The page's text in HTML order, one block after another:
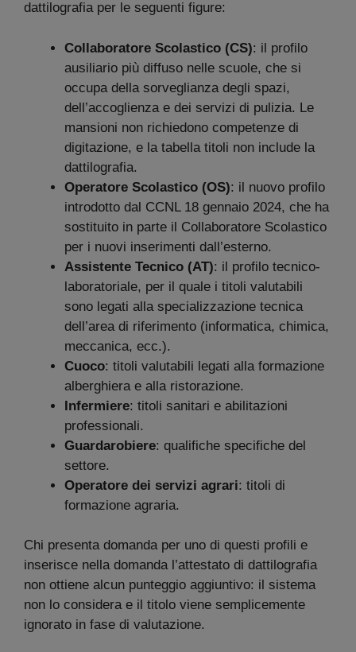
dattilografia per le seguenti figure:
Collaboratore Scolastico (CS): il profilo
ausiliario più diffuso nelle scuole, che si
occupa della sorveglianza degli spazi,
dell’accoglienza e dei servizi di pulizia. Le
mansioni non richiedono competenze di
digitazione, e la tabella titoli non include la
dattilografia.
Operatore Scolastico (OS): il nuovo profilo
introdotto dal CCNL 18 gennaio 2024, che ha
sostituito in parte il Collaboratore Scolastico
per i nuovi inserimenti dall’esterno.
Assistente Tecnico (AT): il profilo tecnico-
laboratoriale, per il quale i titoli valutabili
sono legati alla specializzazione tecnica
dell’area di riferimento (informatica, chimica,
meccanica, ecc.).
Cuoco: titoli valutabili legati alla formazione
alberghiera e alla ristorazione.
Infermiere: titoli sanitari e abilitazioni
professionali.
Guardarobiere: qualifiche specifiche del
settore.
Operatore dei servizi agrari: titoli di
formazione agraria.
Chi presenta domanda per uno di questi profili e
inserisce nella domanda l’attestato di dattilografia
non ottiene alcun punteggio aggiuntivo: il sistema
non lo considera e il titolo viene semplicemente
ignorato in fase di valutazione.